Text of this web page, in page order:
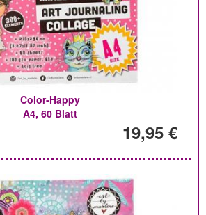
Color-Happy
A4, 60 Blatt
19,95 €